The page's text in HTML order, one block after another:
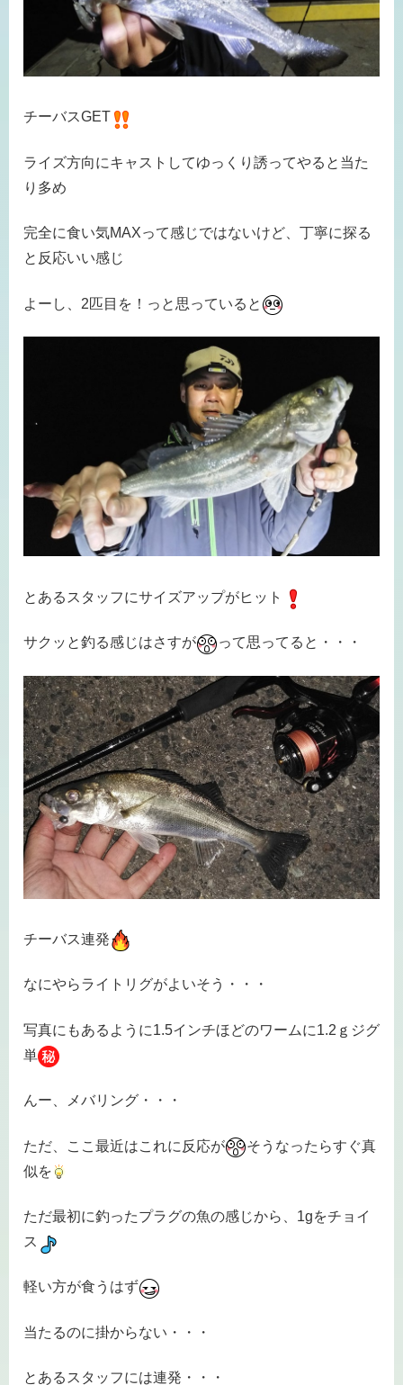
チーバスGET
ライズ方向にキャストしてゆっくり誘ってやると当た
り多め
完全に食い気MAXって感じではないけど、丁寧に探る
と反応いい感じ
よーし、2匹目を！っと思っていると
とあるスタッフにサイズアップがヒット
サクッと釣る感じはさすが って思ってると・・・
チーバス連発
なにやらライトリグがよいそう・・・
写真にもあるように1.5インチほどのワームに1.2ｇジグ
単
んー、メバリング・・・
ただ、ここ最近はこれに反応が
そうなったらすぐ真
似を
ただ最初に釣ったプラグの魚の感じから、1gをチョイ
ス
軽い方が食うはず
当たるのに掛からない・・・
とあるスタッフには連発・・・